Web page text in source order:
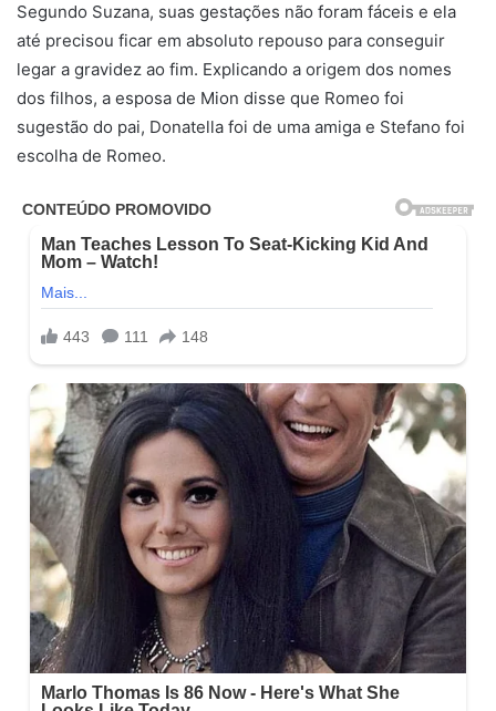
Segundo Suzana, suas gestações não foram fáceis e ela
até precisou ficar em absoluto repouso para conseguir
legar a gravidez ao fim. Explicando a origem dos nomes
dos filhos, a esposa de Mion disse que Romeo foi
sugestão do pai, Donatella foi de uma amiga e Stefano foi
escolha de Romeo.